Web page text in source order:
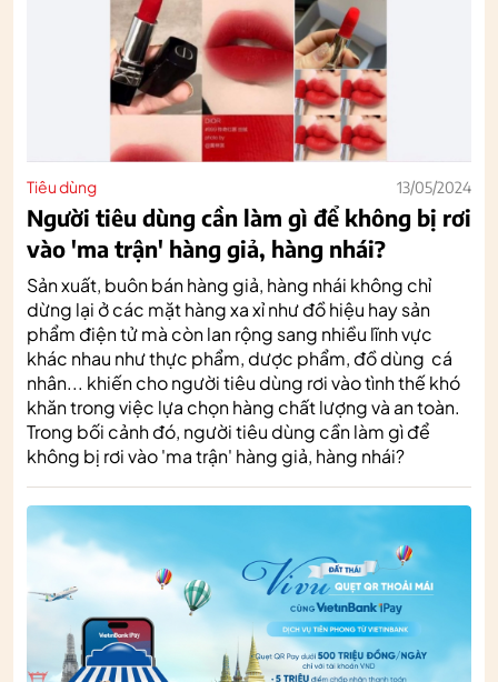
Tiêu dùng 13/05/2024
Người tiêu dùng cần làm gì để không bị rơi
vào 'ma trận' hàng giả, hàng nhái?
Sản xuất, buôn bán hàng giả, hàng nhái không chỉ
dừng lại ở các mặt hàng xa xỉ như đồ hiệu hay sản
phẩm điện tử mà còn lan rộng sang nhiều lĩnh vực
khác nhau như thực phẩm, dược phẩm, đồ dùng cá
nhân... khiến cho người tiêu dùng rơi vào tình thế khó
khăn trong việc lựa chọn hàng chất lượng và an toàn.
Trong bối cảnh đó, người tiêu dùng cần làm gì để
không bị rơi vào 'ma trận' hàng giả, hàng nhái?